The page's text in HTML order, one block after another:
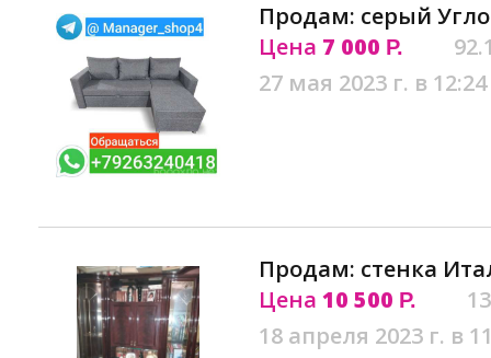
Продам: серый
Цена 7 000 Р.
27 мая 2023 г. в 12:24
Продам: стенка
Цена 10 500 Р.
18 апреля 2023 г. в